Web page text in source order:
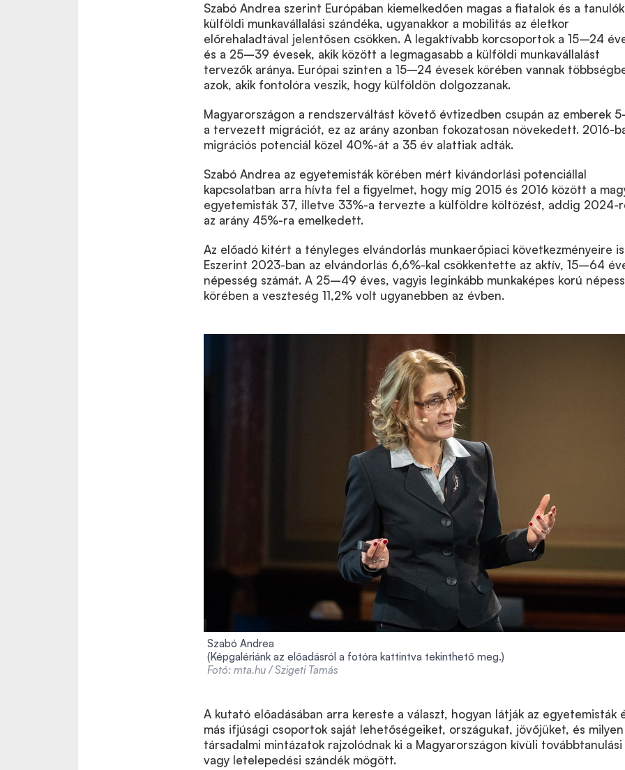
Szabó Andrea szerint Európában kiemelkedően magas a fiatalok és a tanulók
külföldi munkavállalási szándéka, ugyanakkor a mobilitás az életkor
előrehaladtával jelentősen csökken. A legaktívabb korcsoportok a 15–24
és a 25–39 évesek, akik között a legmagasabb a külföldi munkavállalást
tervezők aránya. Európai szinten a 15–24 évesek körében vannak
azok, akik fontolóra veszik, hogy külföldön dolgozzanak.
Magyarországon a rendszerváltást követő évtizedben csupán az emberek
a tervezett migrációt, ez az arány azonban fokozatosan növekedett. 2016-
migrációs potenciál közel 40%-át a 35 év alattiak adták.
Szabó Andrea az egyetemisták körében mért kivándorlási potenciállal
kapcsolatban arra hívta fel a figyelmet, hogy míg 2015 és 2016 között a
egyetemisták 37, illetve 33%-a tervezte a külföldre költözést, addig 2024-
az arány 45%-ra emelkedett.
Az előadó kitért a tényleges elvándorlás munkaerőpiaci következményeire
Eszerint 2023-ban az elvándorlás 6,6%-kal csökkentette az aktív, 15–64
népesség számát. A 25–49 éves, vagyis leginkább munkaképes korú
körében a veszteség 11,2% volt ugyanebben az évben.
Szabó Andrea
(Képgalériánk az előadásról a fotóra kattintva tekinthető meg.)
Fotó: mta.hu / Szigeti Tamás
A kutató előadásában arra kereste a választ, hogyan látják az egyetemisták
más ifjúsági csoportok saját lehetőségeiket, országukat, jövőjüket, és milyen
társadalmi mintázatok rajzolódnak ki a Magyarországon kívüli továbbtanulási
vagy letelepedési szándék mögött.